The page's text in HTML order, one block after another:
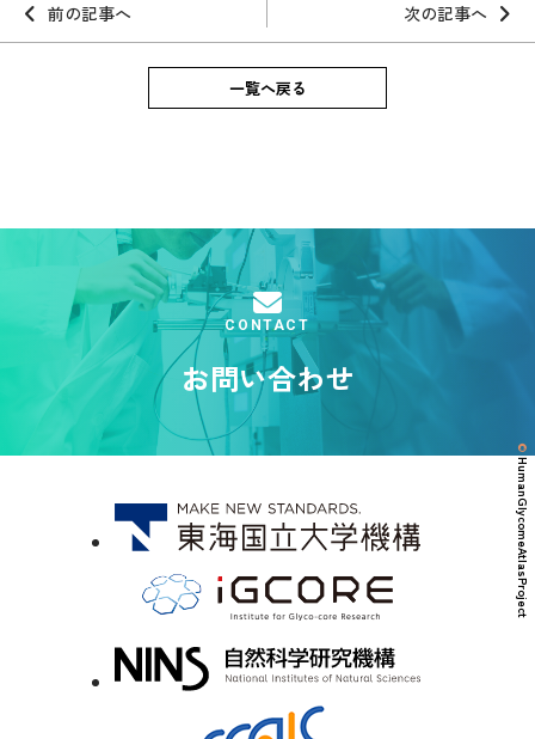
前の記事へ 次の記事へ
一覧へ戻る
CONTACT
お問い合わせ
© HumanGlycomeAtlasProject